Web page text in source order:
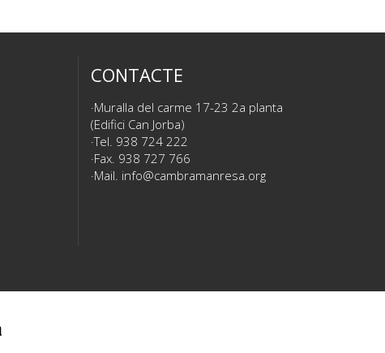
CONTACTE
Muralla del carme 17-23 2a planta
(Edifici Can Jorba)
Tel. 938 724 222
Fax. 938 727 766
Mail. info@cambramanresa.org